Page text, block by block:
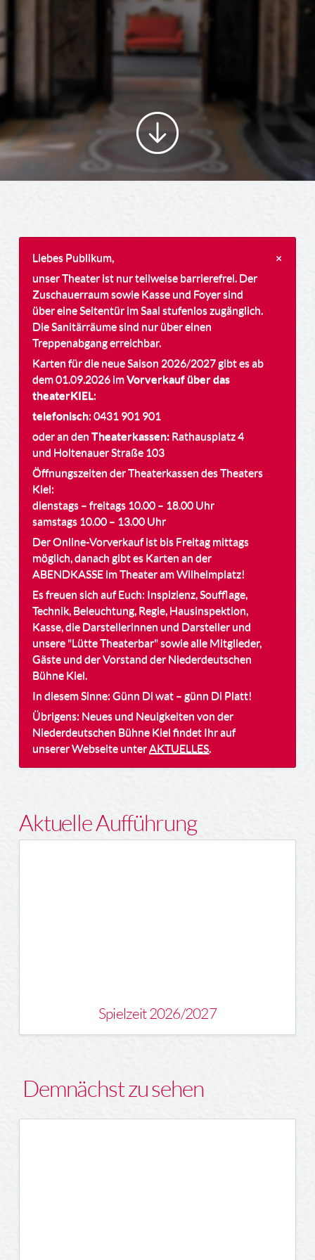
×
Liebes Publikum,
unser Theater ist nur teilweise barrierefrei. Der
Zuschauerraum sowie Kasse und Foyer sind
über eine Seitentür im Saal stufenlos zugänglich.
Die Sanitärräume sind nur über einen
Treppenabgang erreichbar.
Karten für die neue Saison 2026/2027 gibt es ab
dem 01.09.2026 imVorverkauf über das
theaterKIEL:
telefonisch: 0431 901 901
oder an den Theaterkassen: Rathausplatz 4
und Holtenauer Straße 103
Öffnungszeiten der Theaterkassen des Theaters
Kiel:
dienstags – freitags 10.00 – 18.00 Uhr
samstags 10.00 – 13.00 Uhr
Der Online-Vorverkauf ist bis Freitag mittags
möglich, danach gibt es Karten an der
ABENDKASSE im Theater am Wilhelmplatz!
Es freuen sich auf Euch: Inspizienz, Soufflage,
Technik, Beleuchtung, Regie, Hausinspektion,
Kasse, die Darstellerinnen und Darsteller und
unsere "Lütte Theaterbar" sowie alle Mitglieder,
Gäste und der Vorstand der Niederdeutschen
Bühne Kiel.
In diesem Sinne: Günn Di wat – günn Di Platt!
Übrigens: Neues und Neuigkeiten von der
Niederdeutschen Bühne Kiel findet Ihr auf
unserer Webseite unterAKTUELLES.
Aktuelle Aufführung
Spielzeit 2026/2027
Demnächst zu sehen